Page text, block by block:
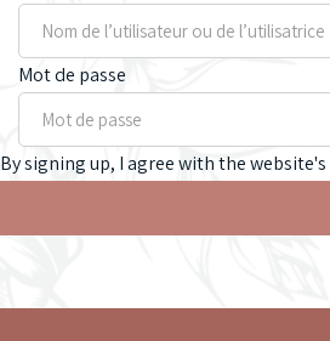
Mot de passe
By signing up, I agree with the website's